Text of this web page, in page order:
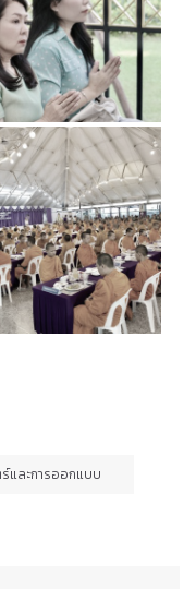
และการออกแบบ